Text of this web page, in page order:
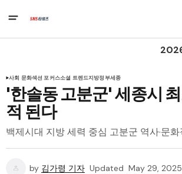
사회 문화섹션 포커스소셜 트렌드지방정부세종
'한솔동 고분군' 세종시
적 된다
백제시대 지방 세력 중심 고분군 역사·문
by 김가령 기자 Updated May 29, 2025